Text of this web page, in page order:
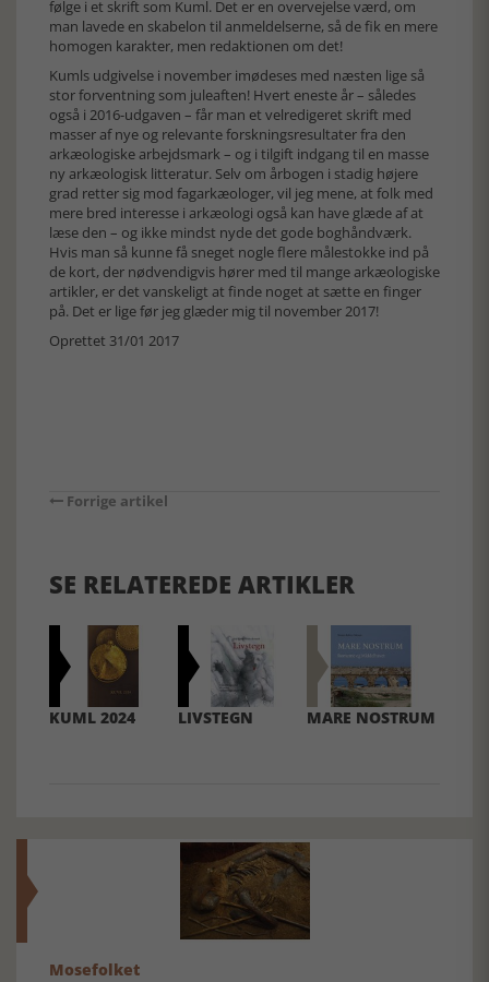
følge i et skrift som Kuml. Det er en overvejelse værd, om
man lavede en skabelon til anmeldelserne, så de fik en mere
homogen karakter, men redaktionen om det!
Kumls udgivelse i november imødeses med næsten lige så
stor forventning som juleaften! Hvert eneste år – således
også i 2016-udgaven – får man et velredigeret skrift med
masser af nye og relevante forskningsresultater fra den
arkæologiske arbejdsmark – og i tilgift indgang til en masse
ny arkæologisk litteratur. Selv om årbogen i stadig højere
grad retter sig mod fagarkæologer, vil jeg mene, at folk med
mere bred interesse i arkæologi også kan have glæde af at
læse den – og ikke mindst nyde det gode boghåndværk.
Hvis man så kunne få sneget nogle flere målestokke ind på
de kort, der nødvendigvis hører med til mange arkæologiske
artikler, er det vanskeligt at finde noget at sætte en finger
på. Det er lige før jeg glæder mig til november 2017!
Oprettet 31/01 2017
Forrige artikel
SE RELATEREDE ARTIKLER
KUML 2024 LIVSTEGN MARE NOSTRUM
Mosefolket